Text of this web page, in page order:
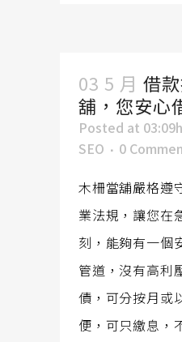
03 5 月 借
舖，您安心
Posted at 03:09h
SEO
0
木柵當舖嚴格遵
業法規，讓您在
刻，能夠有一個
管道，沒有高利
債，可分按月或
便，可只繳息，